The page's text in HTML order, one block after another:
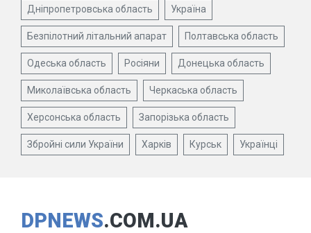
Дніпропетровська область Україна
Безпілотний літальний апарат Полтавська область
Одеська область Росіяни Донецька область
Миколаївська область Черкаська область
Херсонська область Запорізька область
Збройні сили України Харків Курськ Українці
DPNEWS.COM.UA